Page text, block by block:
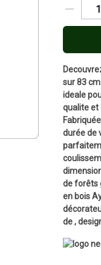
sur 83
ideale
qualite et
durée de
de forêts
en bois
de ,